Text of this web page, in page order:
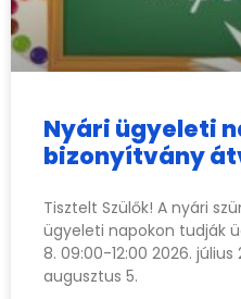
Nyári ügyeleti
bizonyítvány
Tisztelt Szülők! A nyári
ügyeleti napokon tudják
8. 09:00-12:00 2026. július
augusztus 5.